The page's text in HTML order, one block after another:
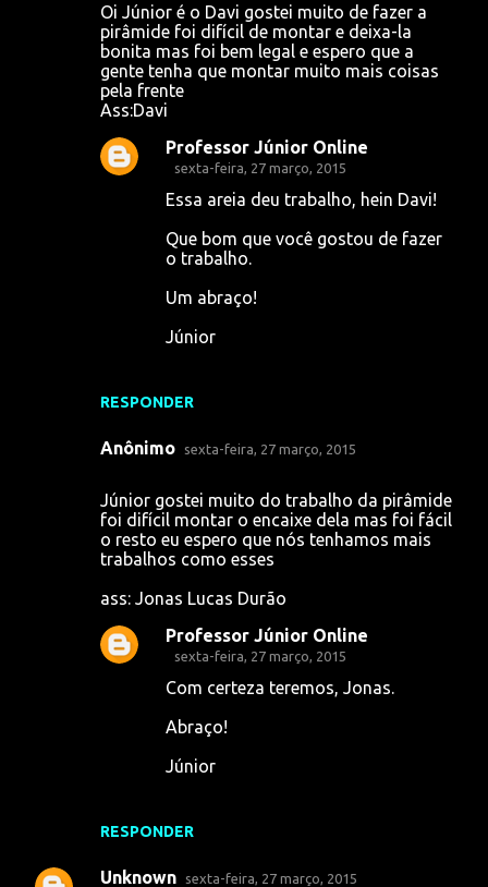
Oi Júnior é o Davi gostei muito de fazer a
pirâmide foi difícil de montar e deixa-la
bonita mas foi bem legal e espero que a
gente tenha que montar muito mais coisas
pela frente
Ass:Davi
RESPONDER
Professor Júnior Online
sexta-feira, 27 março, 2015
Essa areia deu trabalho, hein Davi!
Que bom que você gostou de fazer
o trabalho.
Um abraço!
Júnior
Anônimo sexta-feira, 27 março, 2015
Júnior gostei muito do trabalho da pirâmide
foi difícil montar o encaixe dela mas foi fácil
o resto eu espero que nós tenhamos mais
trabalhos como esses
ass: Jonas Lucas Durão
RESPONDER
Professor Júnior Online
sexta-feira, 27 março, 2015
Com certeza teremos, Jonas.
Abraço!
Júnior
Unknown sexta-feira, 27 março, 2015